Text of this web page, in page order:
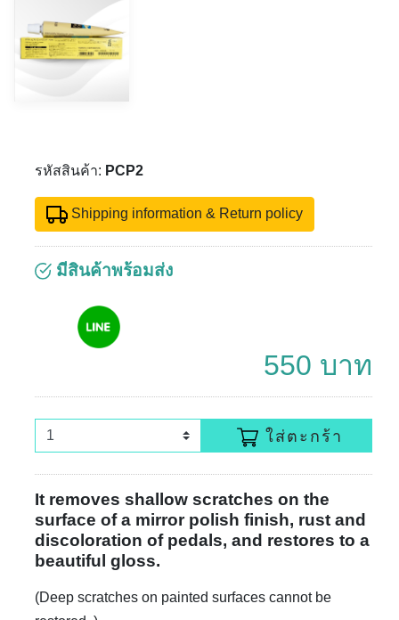
รหัสสินค้า: PCP2
Shipping information & Return policy
มีสินค้าพร้อมส่ง
550 บาท
ใส่ตะกร้า
It removes shallow scratches on the
surface of a mirror polish finish, rust and
discoloration of pedals, and restores to a
beautiful gloss.
(Deep scratches on painted surfaces cannot be